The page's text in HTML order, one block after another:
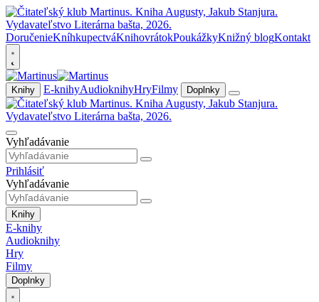
DoručenieKníhkupectváKnihovrátokPoukážkyKnižný blogKontakt
Knihy E-knihyAudioknihyHryFilmy Doplnky
Vyhľadávanie
Prihlásiť
Vyhľadávanie
Knihy
E-knihy
Audioknihy
Hry
Filmy
Doplnky